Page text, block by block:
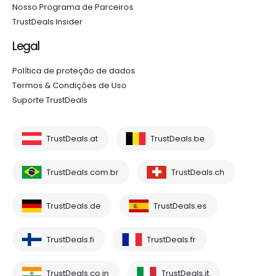
Nosso Programa de Parceiros
TrustDeals Insider
Legal
Política de proteção de dados
Termos & Condições de Uso
Suporte TrustDeals
TrustDeals.at TrustDeals.be
TrustDeals.com.br TrustDeals.ch
TrustDeals.de TrustDeals.es
TrustDeals.fi TrustDeals.fr
TrustDeals.co.in TrustDeals.it